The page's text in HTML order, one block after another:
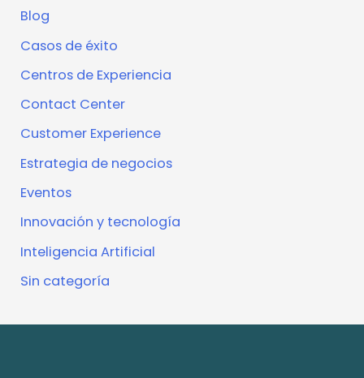
Blog
Casos de éxito
Centros de Experiencia
Contact Center
Customer Experience
Estrategia de negocios
Eventos
Innovación y tecnología
Inteligencia Artificial
Sin categoría